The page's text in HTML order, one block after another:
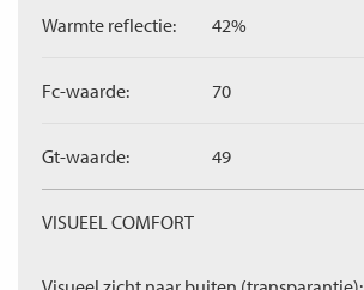
Warmte reflectie: 42%
Fc-waarde: 70
Gt-waarde: 49
VISUEEL COMFORT